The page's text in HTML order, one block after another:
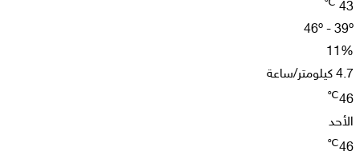
43
℃
46º - 39º
11%
4.7 كيلومتر/ساعة
46
℃
الأحد
46
℃